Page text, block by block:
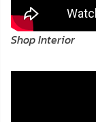
Shop Interior